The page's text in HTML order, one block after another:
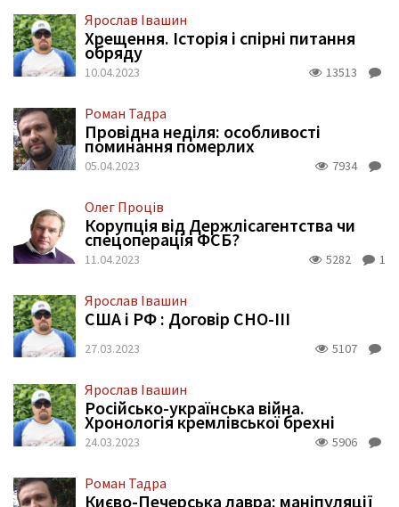
Ярослав Івашин
Хрещення. Історія і спірні питання
обряду
10.04.2023 13513
Роман Тадра
Провідна неділя: особливості
поминання померлих
05.04.2023 7934
Олег Проців
Корупція від Держлісагентства чи
спецоперація ФСБ?
11.04.2023 5282 1
Ярослав Івашин
США і РФ : Договір СНО-ІІІ
27.03.2023 5107
Ярослав Івашин
Російсько-українська війна.
Хронологія кремлівської брехні
24.03.2023 5906
Роман Тадра
Києво-Печерська лавра: маніпуляції